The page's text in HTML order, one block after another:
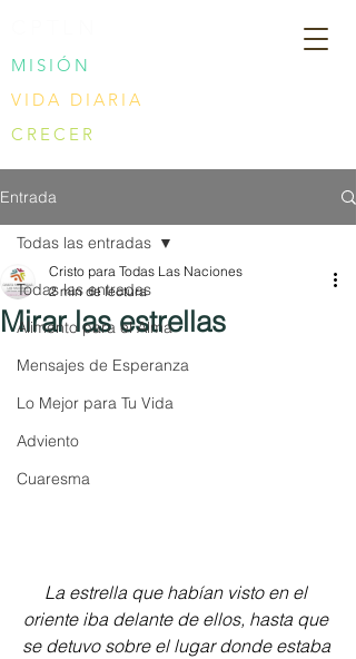
MISIÓN
VIDA DIARIA
CRECER
Entrada
Todas las entradas
Alimento para el Alma
Mensajes de Esperanza
Lo Mejor para Tu Vida
Adviento
Cuaresma
Todas las entradas
Mirar las estrellas
Cristo para Todas Las Naciones
2 min de lectura
La estrella que habían visto en el
oriente iba delante de ellos, hasta que
se detuvo sobre el lugar donde estaba